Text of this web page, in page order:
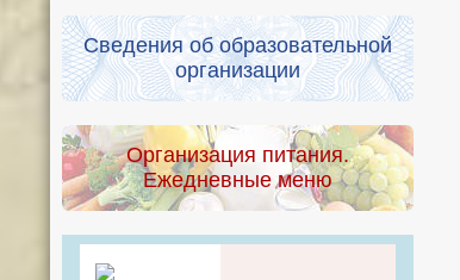
Сведения об образовательной
организации
Организация питания.
Ежедневные меню